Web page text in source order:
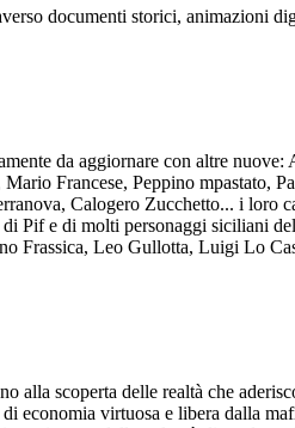
documenti storici, animazioni
da aggiornare con altre
Francese, Peppino mpastato,
Calogero Zucchetto... i loro
di Pif e di molti personaggi siciliani
Frassica, Leo Gullotta, Luigi Lo
alla scoperta delle realtà che
economia virtuosa e libera dalla